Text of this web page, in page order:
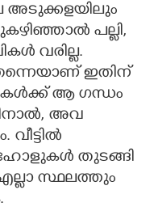
അടുക്കളയിലും
പല്ലി,
വരില്ല.
ഇതിന്
ആ ഗന്ധം
അവ
തുടങ്ങി
സ്ഥലത്തും